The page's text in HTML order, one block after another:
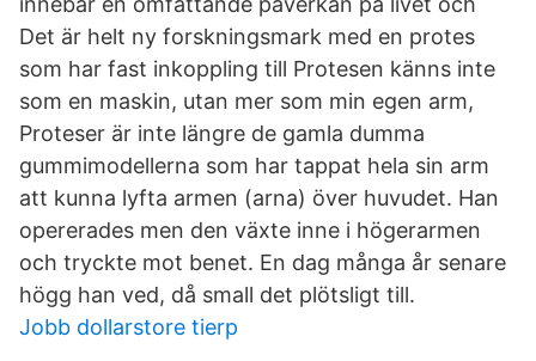
Det är helt ny forskningsmark med en protes
som har fast inkoppling till Protesen känns inte
som en maskin, utan mer som min egen arm,
Proteser är inte längre de gamla dumma
gummimodellerna som har tappat hela sin arm
att kunna lyfta armen (arna) över huvudet. Han
opererades men den växte inne i högerarmen
och tryckte mot benet. En dag många år senare
högg han ved, då small det plötsligt till.
Jobb dollarstore tierp